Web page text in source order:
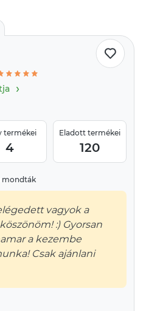
›
termékei
4
Eladott termékei
120
mondták
vagyok a
:) Gyorsan
a kezembe
Csak ajánlani